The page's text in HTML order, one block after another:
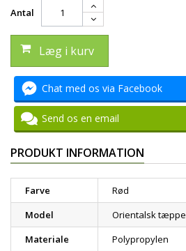
Antal
Læg i kurv
Chat med os via Facebook
Send os en email
PRODUKT INFORMATION
Farve
Rød
Model
Orientalsk tæppe
Materiale
Polypropylen